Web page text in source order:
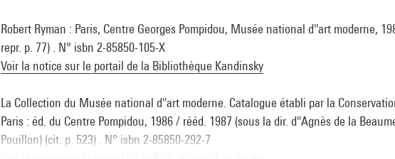
Robert Ryman : Paris, Centre Georges Pompidou, Musée national d''art moderne,
repr. p. 77) . N° isbn 2-85850-105-X
Voir la notice sur le portail de la Bibliothèque Kandinsky
La Collection du Musée national d''art moderne. Catalogue établi par la
Paris : éd. du Centre Pompidou, 1986 / rééd. 1987 (sous la dir. d''Agnès de la
Pouillon) (cit. p. 523) . N° isbn 2-85850-292-7